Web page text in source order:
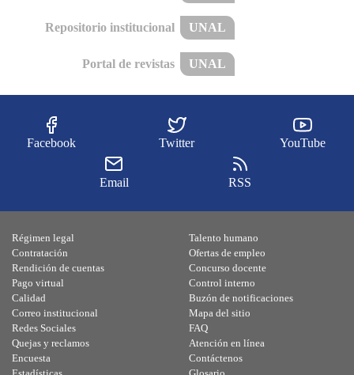
Repositorio institucional UNAL
Portal de revistas UNAL
Facebook Twitter YouTube
Email RSS
Régimen legal
Contratación
Rendición de cuentas
Pago virtual
Calidad
Talento humano
Ofertas de empleo
Concurso docente
Control interno
Buzón de notificaciones
Correo institucional
Redes Sociales
Quejas y reclamos
Encuesta
Mapa del sitio
FAQ
Atención en línea
Contáctenos